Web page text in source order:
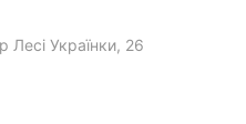
Лесі Українки, 26